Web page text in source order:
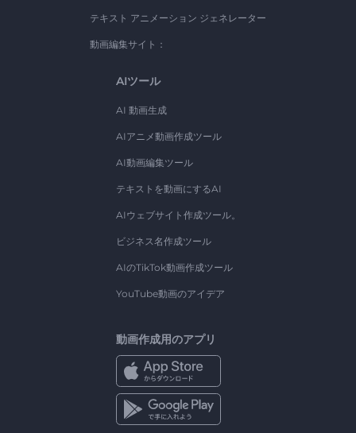
テキスト アニメーション ジェネレーター
動画編集サイト：
AIツール
AI 動画生成
AIアニメ動画作成ツール
AI動画編集ツール
テキストを動画にするAI
AIウェブサイト作成ツール。
ビジネス名作成ツール
AIのTikTok動画作成ツール
YouTube動画のアイデア
動画作成用のアプリ